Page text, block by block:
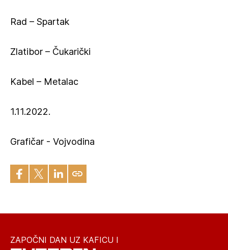
Rad – Spartak
Zlatibor – Čukarički
Kabel – Metalac
1.11.2022.
Grafičar - Vojvodina
ZAPOČNI DAN UZ KAFICU I